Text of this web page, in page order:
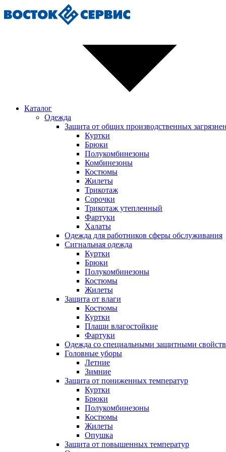
Каталог
Одежда
Защита от общих производственных
Куртки
Брюки
Полукомбинезоны
Комбинезоны
Костюмы
Жилеты
Трикотаж
Сорочки
Трикотаж утепленный
Фартуки
Халаты
Одежда для работников сферы обслуживания
Сигнальная одежда
Куртки
Брюки
Полукомбинезоны
Костюмы
Жилеты
Защита от влаги
Костюмы
Куртки
Плащи влагостойкие
Фартуки
Одежда со специальными защитными
Головные уборы
Летние
Зимние
Защита от пониженных температур
Куртки
Брюки
Полукомбинезоны
Костюмы
Жилеты
Опушка
Защита от повышенных температур